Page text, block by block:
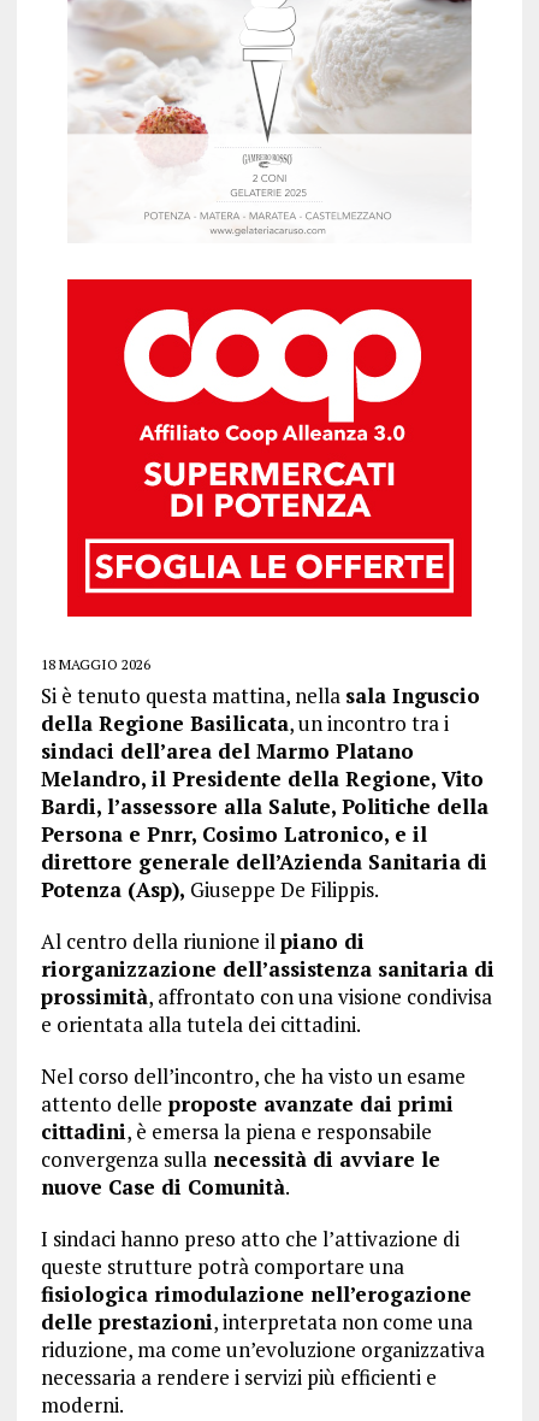
18 MAGGIO 2026
Si è tenuto questa mattina, nella sala Inguscio
della Regione Basilicata, un incontro tra i
sindaci dell’area del Marmo Platano
Melandro, il Presidente della Regione, Vito
Bardi, l’assessore alla Salute, Politiche della
Persona e Pnrr, Cosimo Latronico, e il
direttore generale dell’Azienda Sanitaria di
Potenza (Asp), Giuseppe De Filippis.
Al centro della riunione ilpiano di
riorganizzazione dell’assistenza sanitaria di
prossimità, affrontato con una visione condivisa
e orientata alla tutela dei cittadini.
Nel corso dell’incontro, che ha visto un esame
attento delle proposte avanzate dai primi
cittadini, è emersa la piena e responsabile
convergenza sullanecessità di avviare le
nuove Case di Comunità.
I sindaci hanno preso atto che l’attivazione di
queste strutture potrà comportare una
fisiologica rimodulazione nell’erogazione
delle prestazioni, interpretata non come una
riduzione, ma come un’evoluzione organizzativa
necessaria a rendere i servizi più efficienti e
moderni.